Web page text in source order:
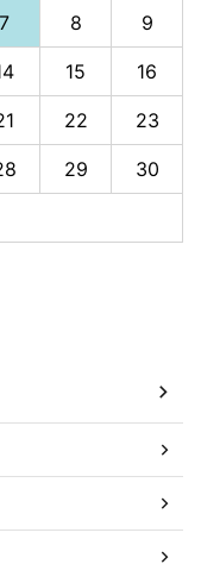
7 8 9
15 16
22 23
29 30